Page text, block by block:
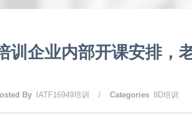
训企业内部开课安排，
By IATF16949培训 / Categories 8D培训